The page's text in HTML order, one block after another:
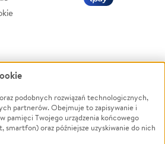
Powódź
Wichura
NGO
podobnych rozwiązań technologicznych,
partnerów. Obejmuje to zapisywanie i
pamięci Twojego urządzenia końcowego
smartfon) oraz późniejsze uzyskiwanie do nich